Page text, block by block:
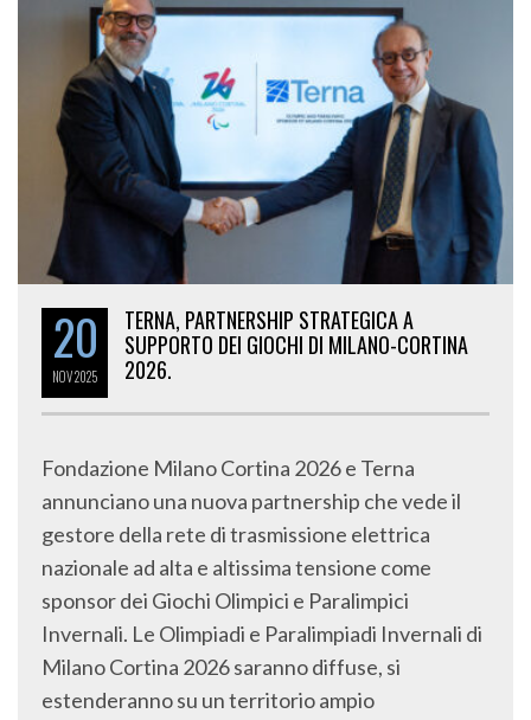
20
NOV2025
TERNA, PARTNERSHIP STRATEGICA A
SUPPORTO DEI GIOCHI DI MILANO-CORTINA
2026.
Fondazione Milano Cortina 2026 e Terna
annunciano una nuova partnership che vede il
gestore della rete di trasmissione elettrica
nazionale ad alta e altissima tensione come
sponsor dei Giochi Olimpici e Paralimpici
Invernali. Le Olimpiadi e Paralimpiadi Invernali di
Milano Cortina 2026 saranno diffuse, si
estenderanno su un territorio ampio